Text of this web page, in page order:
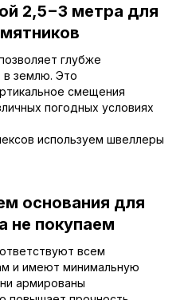
2,5−3 метра для
глубже
в землю. Это
смещения
погодных условиях
используем швеллеры
основания для
не покупаем
всем
и имеют минимальную
армированы
Е.И.